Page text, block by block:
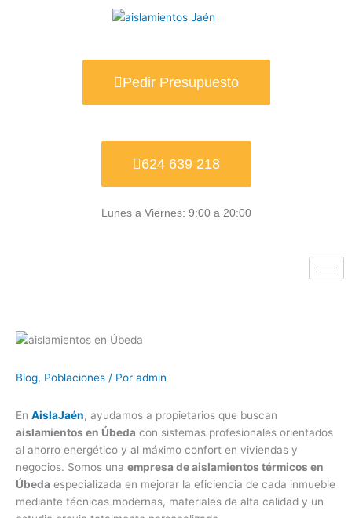
Pedir Presupuesto
624 639 218
Lunes a Viernes: 9:00 a 20:00
Blog, Poblaciones / Por admin
En AislaJaén, ayudamos a propietarios que buscan
aislamientos en Úbeda con sistemas profesionales orientados
al ahorro energético y al máximo confort en viviendas y
negocios. Somos una empresa de aislamientos térmicos en
Úbeda especializada en mejorar la eficiencia de cada inmueble
mediante técnicas modernas, materiales de alta calidad y un